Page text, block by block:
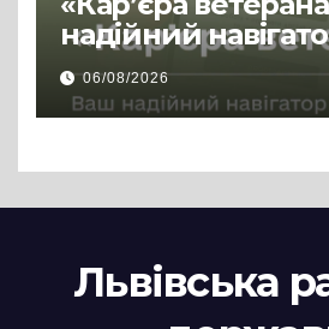
надійний
цивільній професії
06/08/2026
Львівська